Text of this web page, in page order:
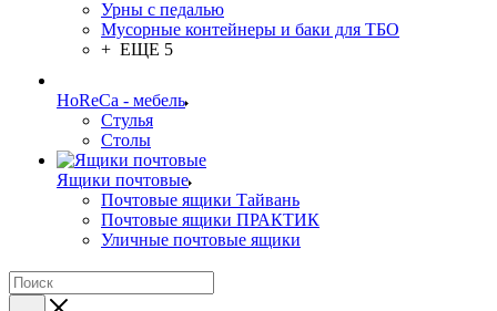
Урны с педалью
Мусорные контейнеры и баки для ТБО
+ ЕЩЕ 5
HoReCa - мебель
Стулья
Столы
Ящики почтовые
Почтовые ящики Тайвань
Почтовые ящики ПРАКТИК
Уличные почтовые ящики